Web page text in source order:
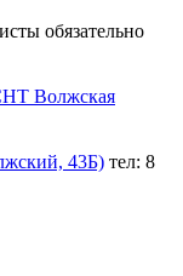
обязательно
Волжская
43Б) тел: 8